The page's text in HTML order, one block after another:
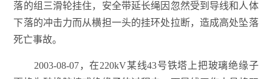
落的组三滑轮挂住，安全带延长绳因忽然受到导线和人体
下落的冲击力而从横担一头的挂环处拉断，造成高处坠落
死亡事故。
2003-08-07，在220kV某线43号铁塔上把玻璃绝缘子